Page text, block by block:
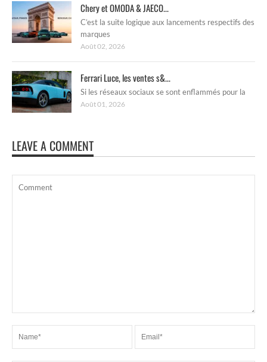
Chery et OMODA & JAECO...
C’est la suite logique aux lancements respectifs des
marques
Août 02, 2026
Ferrari Luce, les ventes s&...
Si les réseaux sociaux se sont enflammés pour la
Août 01, 2026
LEAVE A COMMENT